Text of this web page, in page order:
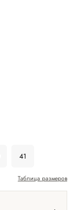
41
Таблица размеров